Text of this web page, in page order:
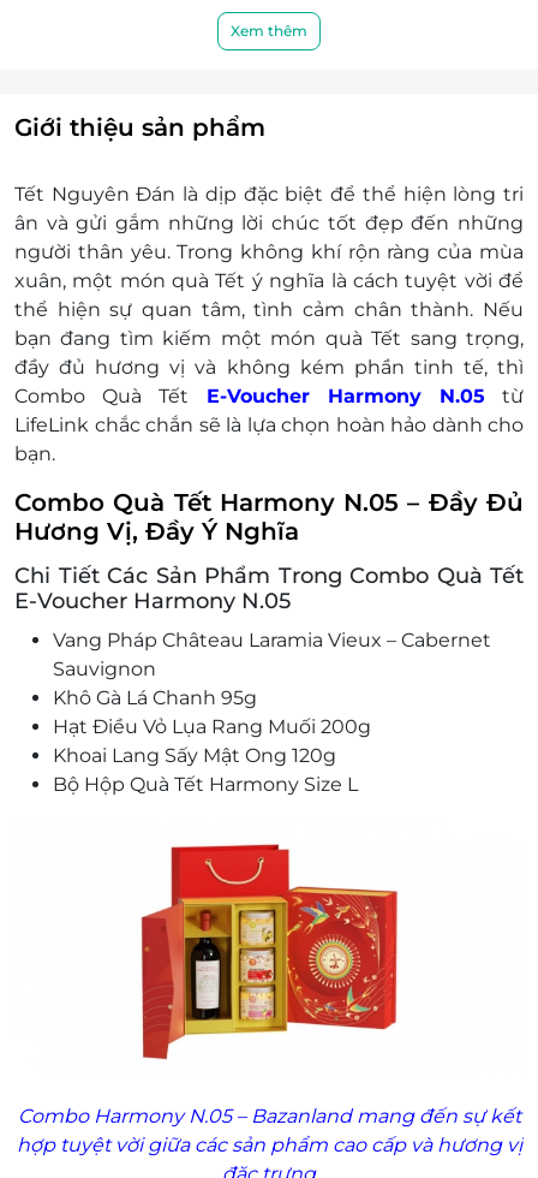
133 Nguyễn Hồng Đào, Phường 14, Quận
Thái Bình, Quận 1, TP. Hồ Chí Minh
Đăng ký giao hàng tận nơi theo giá đơn vị
vận chuyển
Điện thoại liên hệ & tư vấn: 0939 69 77 22
Một khách hàng được mua nhiều E-Voucher/E-
Coupon
E-Voucher/E-Coupon không có giá trị quy đổi
thành tiền mặt, không trả lại tiền thừa.
Không áp dụng đồng thời với chương trình
khuyến mại khác
Giá bán đã gồm VAT
Xem thêm
Giới thiệu sản phẩm
Tết Nguyên Đán là dịp đặc biệt để thể hiện lòng tri
ân và gửi gắm những lời chúc tốt đẹp đến những
người thân yêu. Trong không khí rộn ràng của mùa
xuân, một món quà Tết ý nghĩa là cách tuyệt vời để
thể hiện sự quan tâm, tình cảm chân thành. Nếu
bạn đang tìm kiếm một món quà Tết sang trọng,
đầy đủ hương vị và không kém phần tinh tế, thì
Combo Quà Tết E-Voucher Harmony N.05 từ
LifeLink chắc chắn sẽ là lựa chọn hoàn hảo dành cho
bạn.
Combo Quà Tết Harmony N.05 – Đầy Đủ
Hương Vị, Đầy Ý Nghĩa
Chi Tiết Các Sản Phẩm Trong Combo Quà Tết
E-Voucher Harmony N.05
Vang Pháp Château Laramia Vieux – Cabernet
Sauvignon
Khô Gà Lá Chanh 95g
Hạt Điều Vỏ Lụa Rang Muối 200g
Khoai Lang Sấy Mật Ong 120g
Bộ Hộp Quà Tết Harmony Size L
Combo Harmony N.05 – Bazanland mang đến sự kết
hợp tuyệt vời giữa các sản phẩm cao cấp và hương vị